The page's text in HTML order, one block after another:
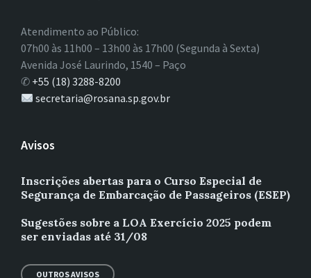
Atendimento ao Público:
07h00 às 11h00 – 13h00 às 17h00 (Segunda à Sexta)
Avenida José Laurindo, 1540 – Paço
✆ +55 (18) 3288-8200
secretaria@rosana.sp.gov.br
Avisos
Inscrições abertas para o Curso Especial de
Segurança de Embarcação de Passageiros (ESEP)
Sugestões sobre a LOA Exercício 2025 podem
ser enviadas até 31/08
OUTROS AVISOS